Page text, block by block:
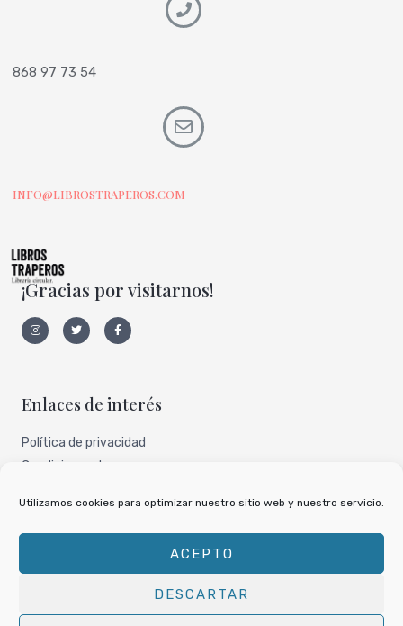
Utilizamos cookies para optimizar nuestro sitio web y nuestro servicio.
ACEPTO
DESCARTAR
868 97 73 54
INFO@LIBROSTRAPEROS.COM
¡Gracias por visitarnos!
n
s
t
m
w
i
t
a
c
e
f
Enlaces de interés
Política de privacidad
Condiciones de uso
Nuestro perfil de todocoleccion
Copyright © 2026